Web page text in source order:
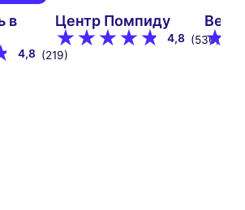
в
4,8 (219)
Центр Помпиду
4,8 (536)